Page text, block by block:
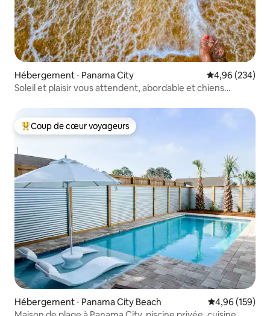
Hébergement ⋅ Panama City Évaluation
4,96 (234)
Soleil et plaisir vous attendent, abordable et chiens
Coups de cœur voyageurs les plus appréciés
Coup de cœur voyageurs
Hébergement ⋅ Panama City Beach Évaluation
4,96 (159)